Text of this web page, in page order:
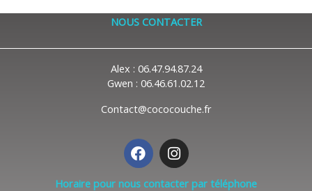
NOUS CONTACTER
Alex : 06.47.94.87.24
Gwen : 06.46.61.02.12
Contact@cococouche.fr
F
a
c
I
n
s
Horaire pour nous contacter par téléphone